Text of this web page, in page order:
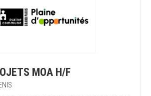
MOA H/F